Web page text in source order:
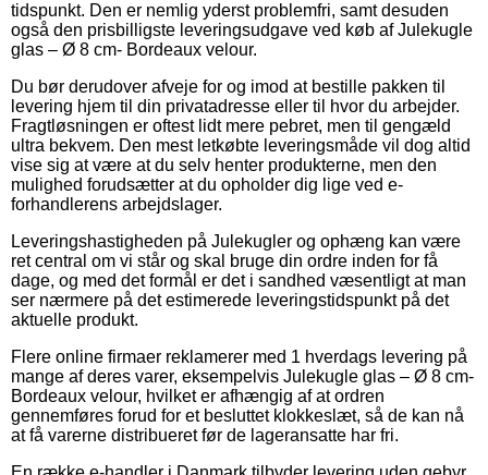
tidspunkt. Den er nemlig yderst problemfri, samt desuden
også den prisbilligste leveringsudgave ved køb af Julekugle
glas – Ø 8 cm- Bordeaux velour.
Du bør derudover afveje for og imod at bestille pakken til
levering hjem til din privatadresse eller til hvor du arbejder.
Fragtløsningen er oftest lidt mere pebret, men til gengæld
ultra bekvem. Den mest letkøbte leveringsmåde vil dog altid
vise sig at være at du selv henter produkterne, men den
mulighed forudsætter at du opholder dig lige ved e-
forhandlerens arbejdslager.
Leveringshastigheden på Julekugler og ophæng kan være
ret central om vi står og skal bruge din ordre inden for få
dage, og med det formål er det i sandhed væsentligt at man
ser nærmere på det estimerede leveringstidspunkt på det
aktuelle produkt.
Flere online firmaer reklamerer med 1 hverdags levering på
mange af deres varer, eksempelvis Julekugle glas – Ø 8 cm-
Bordeaux velour, hvilket er afhængig af at ordren
gennemføres forud for et besluttet klokkeslæt, så de kan nå
at få varerne distribueret før de lageransatte har fri.